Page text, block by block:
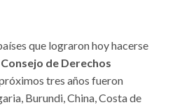
que lograron hoy hacerse
Consejo de Derechos
tres años fueron
Burundi, China, Costa de